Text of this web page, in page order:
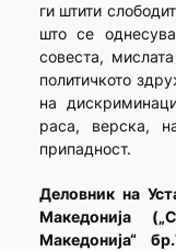
ги штити
што се
совеста,
политичкото
на
раса, верска,
припадност.
Деловник на
Македонија
Македонија“